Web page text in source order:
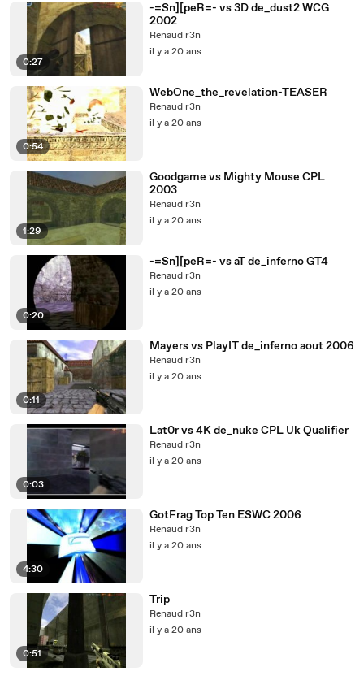
0:27
-=Sn][peR=- vs 3D de_dust2 WCG
2002
Renaud r3n
il y a 20 ans
0:54
WebOne_the_revelation-TEASER
Renaud r3n
il y a 20 ans
1:29
Goodgame vs Mighty Mouse CPL
2003
Renaud r3n
il y a 20 ans
0:20
-=Sn][peR=- vs aT de_inferno GT4
Renaud r3n
il y a 20 ans
0:11
Mayers vs PlayIT de_inferno aout 2006
Renaud r3n
il y a 20 ans
0:03
Lat0r vs 4K de_nuke CPL Uk Qualifier
Renaud r3n
il y a 20 ans
4:30
GotFrag Top Ten ESWC 2006
Renaud r3n
il y a 20 ans
0:51
Trip
Renaud r3n
il y a 20 ans